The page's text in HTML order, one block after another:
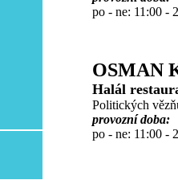
po - ne: 11:00 -
OSMAN
Halál
Politických
provozní doba:
po - ne: 11:00 -